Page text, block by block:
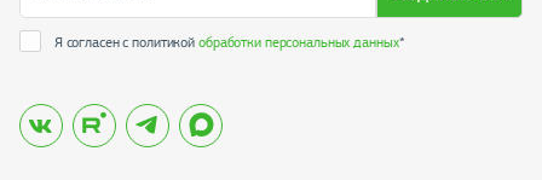
Я согласен с политикойобработки персональных данных*